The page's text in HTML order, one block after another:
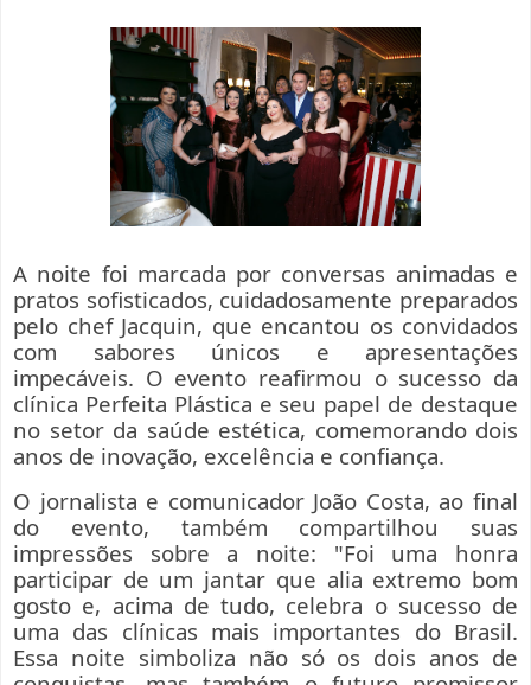
A noite foi marcada por conversas animadas e
pratos sofisticados, cuidadosamente preparados
pelo chef Jacquin, que encantou os convidados
com sabores únicos e apresentações
impecáveis. O evento reafirmou o sucesso da
clínica Perfeita Plástica e seu papel de destaque
no setor da saúde estética, comemorando dois
anos de inovação, excelência e confiança.
O jornalista e comunicador João Costa, ao final
do evento, também compartilhou suas
impressões sobre a noite: "Foi uma honra
participar de um jantar que alia extremo bom
gosto e, acima de tudo, celebra o sucesso de
uma das clínicas mais importantes do Brasil.
Essa noite simboliza não só os dois anos de